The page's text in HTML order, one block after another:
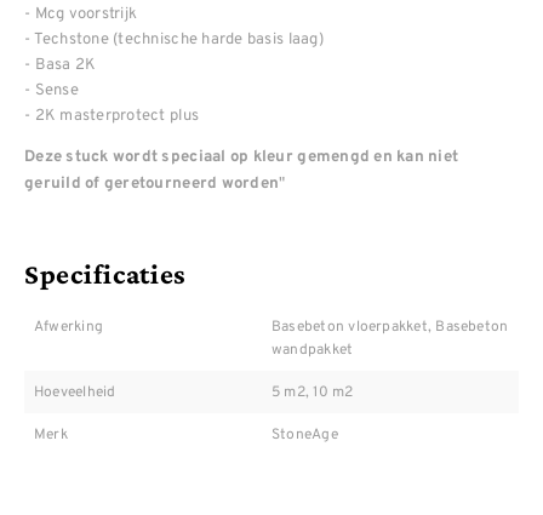
- Mcg voorstrijk
- Techstone (technische harde basis laag)
- Basa 2K
- Sense
- 2K masterprotect plus
Deze stuck wordt speciaal op kleur gemengd en kan niet
geruild of geretourneerd worden"
Specificaties
Afwerking
Basebeton vloerpakket, Basebeton
wandpakket
Hoeveelheid 5 m2, 10 m2
Merk StoneAge